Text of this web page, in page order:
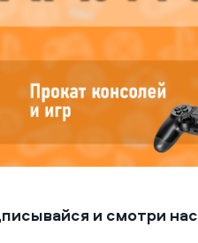
и смотри нас